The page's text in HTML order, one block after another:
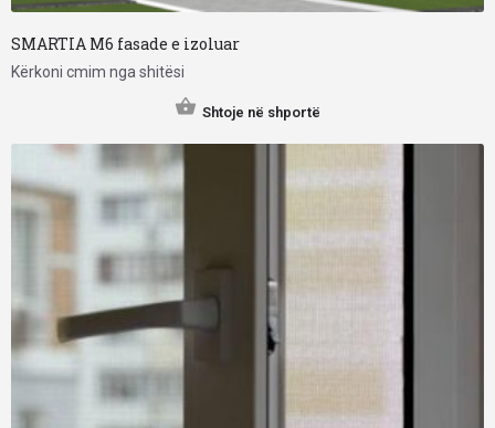
SMARTIA M6 fasade e izoluar
Kërkoni cmim nga shitësi
Shtoje në shportë